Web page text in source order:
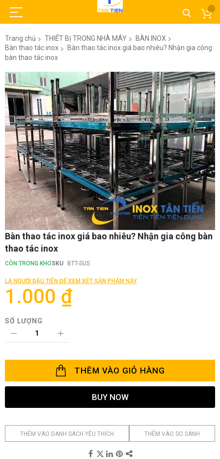
Trang chủ THIẾT BỊ TRONG NHÀ MÁY
BÀN INOX
Bàn thao tác inox
Bàn thao tác inox giá bao nhiêu? Nhận gia công
bàn thao tác inox
Chuyển
đến
phần
đầu
của
thư
viện
hình
ảnh
Chuyển
đến
phần
đầu
của
viện
hình
Bàn thao tác inox giá bao nhiêu? Nhận gia công bàn
thao tác inox
CÒN TRONG KHOSKU BTT-SUS
LÀ NGƯỜI ĐẦU TIÊN ĐỂ XEM XÉT SẢN PHẨM NÀY
1.000 ₫
SỐ LƯỢNG
THÊM VÀO GIỎ HÀNG
BUY NOW
THÊM VÀO DANH SÁCH YÊU THÍCH THÊM VÀO SO SÁNH